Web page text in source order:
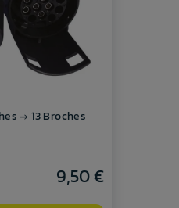
→ 13 Broches
9,50 €